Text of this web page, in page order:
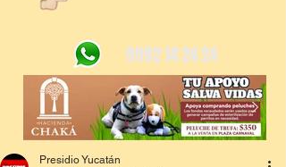
9992 14 24 24
Presidio Yucatán